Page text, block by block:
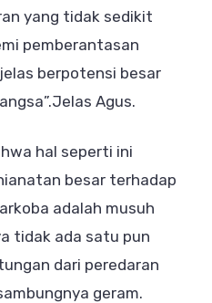
yang tidak sedikit
pemberantasan
berpotensi besar
Agus.
hal seperti ini
besar terhadap
adalah musuh
tidak ada satu pun
dari peredaran
geram.